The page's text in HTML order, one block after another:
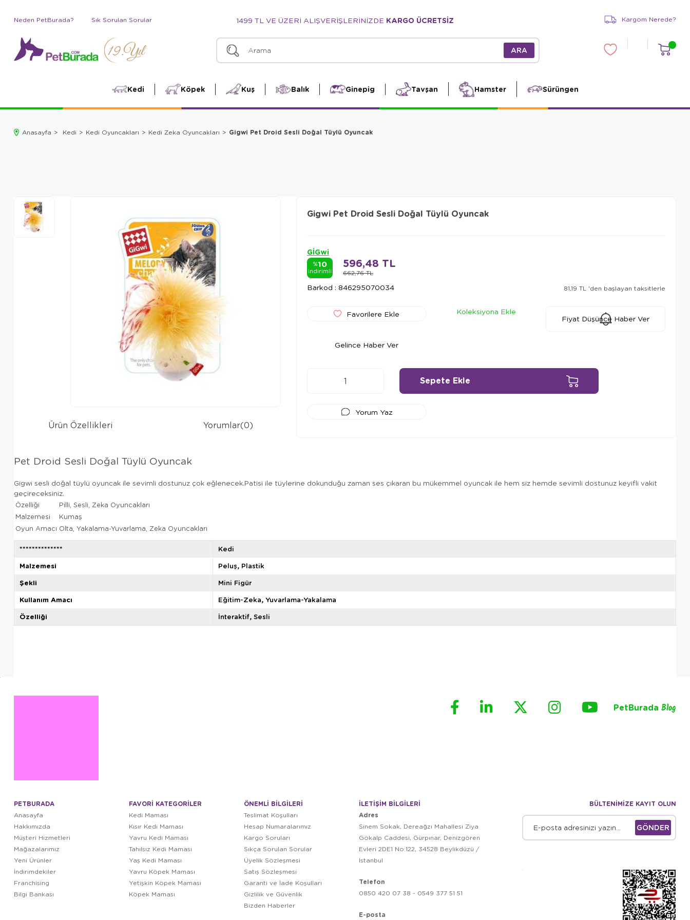
Neden PetBurada? Sık Sorulan Sorular 1499 TL VE ÜZERİ ALIŞVERİŞLERİNİZDE KARGO ÜCRETSİZ Kargom Nerede?
Kedi Köpek Kuş Balık Ginepig Tavşan Hamster Sürüngen
Anasayfa Kedi Kedi Oyuncakları Kedi Zeka Oyuncakları Gigwi Pet Droid Sesli Doğal Tüylü Oyuncak
Gigwi Pet Droid Sesli Doğal Tüylü Oyuncak
GİGwi
%10
indirimli 662,76 TL
596,48 TL
Barkod : 846295070034 81,19 TL 'den başlayan taksitlerle
Favorilere Ekle
Koleksiyona Ekle
Fiyat Düşünce Haber Ver
Gelince Haber Ver
Yorum Yaz
Ürün Özellikleri Yorumlar(0)
Pet Droid Sesli Doğal Tüylü Oyuncak
Gigwi sesli doğal tüylü oyuncak ile sevimli dostunuz çok eğlenecek.Patisi ile tüylerine dokunduğu zaman ses çıkaran bu mükemmel oyuncak ile hem siz hemde sevimli dostunuz keyifli vakit
geçireceksiniz.
Özelliği
Pilli, Sesli, Zeka Oyuncakları
Malzemesi
Kumaş
Oyun Amacı Olta, Yakalama-Yuvarlama, Zeka Oyuncakları
**************
Kedi
Malzemesi
Peluş Plastik
Şekli
Mini Figür
Kullanım Amacı
Eğitim-Zeka Yuvarlama-Yakalama
Özelliği
İnteraktif Sesli
PetBurada Blog
PETBURADA
Anasayfa
Hakkımızda
Müşteri Hizmetleri
Mağazalarımız
Yeni Ürünler
İndirimdekiler
Franchising
Bilgi Bankası
FAVORİ KATEGORİLER
Kedi Maması
Kısır Kedi Maması
Yavru Kedi Maması
Tahılsız Kedi Maması
Yaş Kedi Maması
Yavru Köpek Maması
Yetişkin Köpek Maması
Köpek Maması
ÖNEMLİ BİLGİLERİ
Teslimat Koşulları
Hesap Numaralarımız
Kargo Soruları
Sıkça Sorulan Sorular
Üyelik Sözleşmesi
Satış Sözleşmesi
Garanti ve İade Koşulları
Gizlilik ve Güvenlik
Bizden Haberler
İLETİŞİM BİLGİLERİ
Adres
Sinem Sokak, Dereağzı Mahallesi Ziya
Gökalp Caddesi, Gürpınar, Denizgören
Evleri 2DE1 No:122, 34528 Beylikdüzü /
İstanbul
Telefon
0850 420 07 38 - 0549 377 51 51
E-posta
BÜLTENİMİZE KAYIT OLUN
GÖNDER